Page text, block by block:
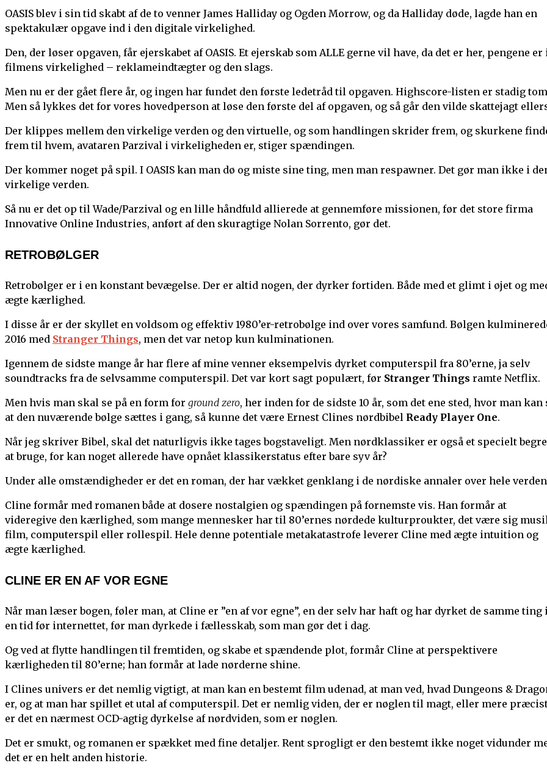
OASIS blev i sin tid skabt af de to venner James Halliday og Ogden Morrow, og da Halliday døde, lagde han en
spektakulær opgave ind i den digitale virkelighed.
Den, der løser opgaven, får ejerskabet af OASIS. Et ejerskab som ALLE gerne vil have, da det er her, pengene er
filmens virkelighed – reklameindtægter og den slags.
Men nu er der gået flere år, og ingen har fundet den første ledetråd til opgaven. Highscore-listen er stadig
Men så lykkes det for vores hovedperson at løse den første del af opgaven, og så går den vilde skattejagt
Der klippes mellem den virkelige verden og den virtuelle, og som handlingen skrider frem, og skurkene
frem til hvem, avataren Parzival i virkeligheden er, stiger spændingen.
Der kommer noget på spil. I OASIS kan man dø og miste sine ting, men man respawner. Det gør man ikke i
virkelige verden.
Så nu er det op til Wade/Parzival og en lille håndfuld allierede at gennemføre missionen, før det store firma
Innovative Online Industries, anført af den skuragtige Nolan Sorrento, gør det.
RETROBØLGER
Retrobølger er i en konstant bevægelse. Der er altid nogen, der dyrker fortiden. Både med et glimt i øjet og
ægte kærlighed.
I disse år er der skyllet en voldsom og effektiv 1980’er-retrobølge ind over vores samfund. Bølgen
2016 med Stranger Things, men det var netop kun kulminationen.
Igennem de sidste mange år har flere af mine venner eksempelvis dyrket computerspil fra 80’erne, ja selv
soundtracks fra de selvsamme computerspil. Det var kort sagt populært, før Stranger Things ramte Netflix.
Men hvis man skal se på en form for ground zero, her inden for de sidste 10 år, som det ene sted, hvor man kan
at den nuværende bølge sættes i gang, så kunne det være Ernest Clines nørdbibel Ready Player One.
Når jeg skriver Bibel, skal det naturligvis ikke tages bogstaveligt. Men nørdklassiker er også et specielt
at bruge, for kan noget allerede have opnået klassikerstatus efter bare syv år?
Under alle omstændigheder er det en roman, der har vækket genklang i de nørdiske annaler over hele
Cline formår med romanen både at dosere nostalgien og spændingen på fornemste vis. Han formår at
videregive den kærlighed, som mange mennesker har til 80’ernes nørdede kulturproukter, det være sig
film, computerspil eller rollespil. Hele denne potentiale metakatastrofe leverer Cline med ægte intuition og
ægte kærlighed.
CLINE ER EN AF VOR EGNE
Når man læser bogen, føler man, at Cline er ”en af vor egne”, en der selv har haft og har dyrket de samme ting
en tid før internettet, før man dyrkede i fællesskab, som man gør det i dag.
Og ved at flytte handlingen til fremtiden, og skabe et spændende plot, formår Cline at perspektivere
kærligheden til 80’erne; han formår at lade nørderne shine.
I Clines univers er det nemlig vigtigt, at man kan en bestemt film udenad, at man ved, hvad Dungeons &
er, og at man har spillet et utal af computerspil. Det er nemlig viden, der er nøglen til magt, eller mere
er det en nærmest OCD-agtig dyrkelse af nørdviden, som er nøglen.
Det er smukt, og romanen er spækket med fine detaljer. Rent sprogligt er den bestemt ikke noget vidunder
det er en helt anden historie.